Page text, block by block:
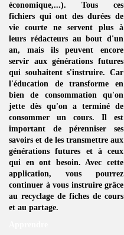
économique,...). Tous ces
fichiers qui ont des durées de
vie courte ne servent plus à
leurs rédacteurs au bout d'un
an, mais ils peuvent encore
servir aux générations futures
qui souhaitent s'instruire. Car
l'éducation de transforme en
bien de consommationqu'on
jette dès qu'on a terminé de
consommer un cours. Il est
important de pérenniser ses
savoirs et de les transmettre aux
générations futures et à ceux
qui en ont besoin. Avec cette
application, vous pourrez
continuer à vous instruire grâce
au recyclage de fiches de cours
et au partage.